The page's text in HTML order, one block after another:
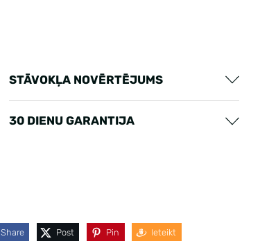
STĀVOKĻA NOVĒRTĒJUMS
30 DIENU GARANTIJA
Share Post Pin Ieteikt